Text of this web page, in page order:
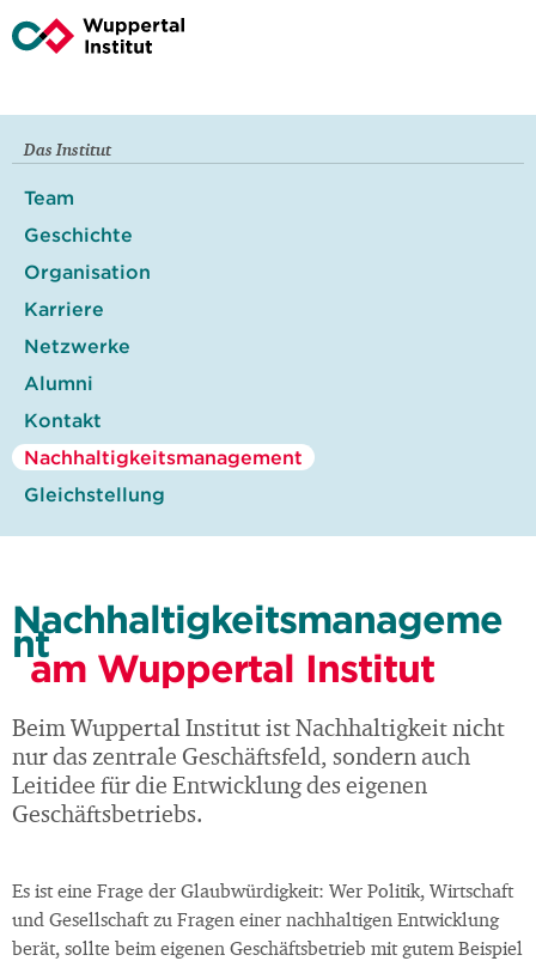
Das Institut
Team
Geschichte
Organisation
Karriere
Netzwerke
Alumni
Kontakt
Nachhaltigkeitsmanagement
Gleichstellung
Nachhaltigkeitsmanageme
nt
am Wuppertal Institut
Beim Wuppertal Institut ist Nachhaltigkeit nicht
nur das zentrale Geschäftsfeld, sondern auch
Leitidee für die Entwicklung des eigenen
Geschäftsbetriebs.
Es ist eine Frage der Glaubwürdigkeit: Wer Politik, Wirtschaft
und Gesellschaft zu Fragen einer nachhaltigen Entwicklung
berät, sollte beim eigenen Geschäftsbetrieb mit gutem Beispiel